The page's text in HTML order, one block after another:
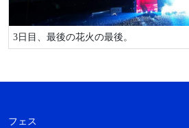
3日目、最後の花火の最後。
フェス